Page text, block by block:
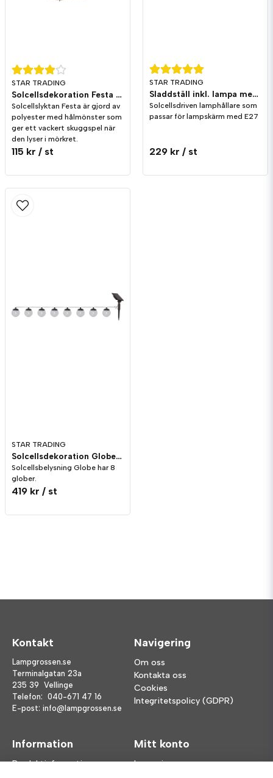
STAR TRADING
Solcellsdekoration Festa 25cm Beige
Solcellslyktan Festa är gjord av
polyester med hålmönster som
ger ett vackert skuggspel när
den lyser i mörkret.
115 kr / st
STAR TRADING
Sladdställ inkl. lampa med solcell
Solcellsdriven lamphållare som
passar för lampskärm med E27
229 kr / st
STAR TRADING
Solcellsdekoration Globe Ljusslinga
Solcellsbelysning Globe har 8
glober.
419 kr / st
Kontakt
Lampgrossen.se
Terminalgatan 23a
235 39 Vellinge
Telefon: 040-671 47 16
E-post: info@lampgrossen.se
Navigering
Om oss
Kontakta oss
Cookies
Integritetspolicy (GDPR)
Information
Produktinformation
Mitt konto
Logga in